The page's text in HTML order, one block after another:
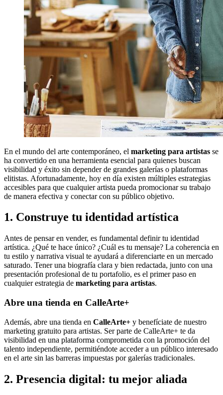
En el mundo del arte contemporáneo, el marketing para artistas se
ha convertido en una herramienta esencial para quienes buscan
visibilidad y éxito sin depender de grandes galerías o plataformas
elitistas. Afortunadamente, hoy en día existen múltiples estrategias
accesibles para que cualquier artista pueda promocionar su trabajo
de manera efectiva y conectar con su público objetivo.
1. Construye tu identidad artística
Antes de pensar en vender, es fundamental definir tu identidad
artística. ¿Qué te hace único? ¿Cuál es tu mensaje? La coherencia en
tu estilo y narrativa visual te ayudará a diferenciarte en un mercado
saturado. Tener una biografía clara y bien redactada, junto con una
presentación profesional de tu portafolio, es el primer paso en
cualquier estrategia de marketing para artistas.
Abre una tienda en CalleArte+
Además, abre una tienda en CalleArte+ y benefíciate de nuestro
marketing gratuito para artistas. Ser parte de CalleArte+ te da
visibilidad en una plataforma comprometida con la promoción del
talento independiente, permitiéndote acceder a un público interesado
en el arte sin las barreras impuestas por galerías tradicionales.
2. Presencia digital: tu mejor aliada